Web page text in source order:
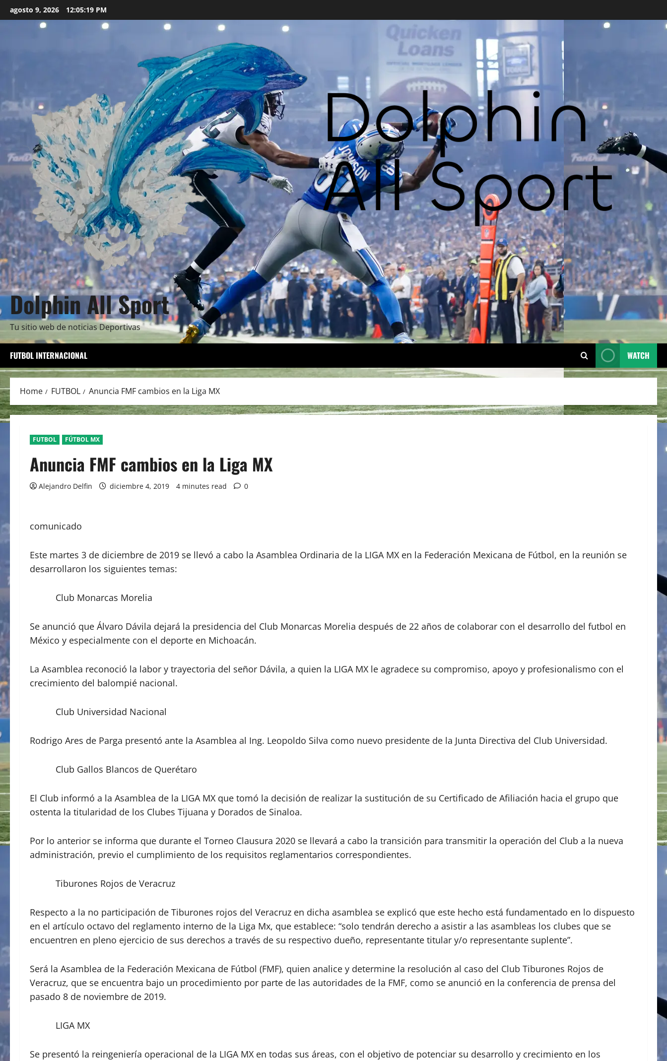
to
agosto 9, 2026 12:05:20 PM
Dolphin All Sport
Tu sitio web de noticias Deportivas
FUTBOL INTERNACIONAL WATCH
Home FUTBOL Anuncia FMF cambios en la Liga MX
FUTBOL FÚTBOL MX
Anuncia FMF cambios en la Liga MX
Alejandro Delfin diciembre 4, 2019 4 minutes read 0
comunicado
Este martes 3 de diciembre de 2019 se llevó a cabo la Asamblea Ordinaria de la LIGA MX en la Federación Mexicana de Fútbol, en la reunión se
desarrollaron los siguientes temas:
Club Monarcas Morelia
Se anunció que Álvaro Dávila dejará la presidencia del Club Monarcas Morelia después de 22 años de colaborar con el desarrollo del futbol en
México y especialmente con el deporte en Michoacán.
La Asamblea reconoció la labor y trayectoria del señor Dávila, a quien la LIGA MX le agradece su compromiso, apoyo y profesionalismo con el
crecimiento del balompié nacional.
Club Universidad Nacional
Rodrigo Ares de Parga presentó ante la Asamblea al Ing. Leopoldo Silva como nuevo presidente de la Junta Directiva del Club Universidad.
Club Gallos Blancos de Querétaro
El Club informó a la Asamblea de la LIGA MX que tomó la decisión de realizar la sustitución de su Certificado de Afiliación hacia el grupo que
ostenta la titularidad de los Clubes Tijuana y Dorados de Sinaloa.
Por lo anterior se informa que durante el Torneo Clausura 2020 se llevará a cabo la transición para transmitir la operación del Club a la nueva
administración, previo el cumplimiento de los requisitos reglamentarios correspondientes.
Tiburones Rojos de Veracruz
Respecto a la no participación de Tiburones rojos del Veracruz en dicha asamblea se explicó que este hecho está fundamentado en lo dispuesto
en el artículo octavo del reglamento interno de la Liga Mx, que establece: “solo tendrán derecho a asistir a las asambleas los clubes que se
encuentren en pleno ejercicio de sus derechos a través de su respectivo dueño, representante titular y/o representante suplente”.
Será la Asamblea de la Federación Mexicana de Fútbol (FMF), quien analice y determine la resolución al caso del Club Tiburones Rojos de
Veracruz, que se encuentra bajo un procedimiento por parte de las autoridades de la FMF, como se anunció en la conferencia de prensa del
pasado 8 de noviembre de 2019.
LIGA MX
Se presentó la reingeniería operacional de la LIGA MX en todas sus áreas, con el objetivo de potenciar su desarrollo y crecimiento en los